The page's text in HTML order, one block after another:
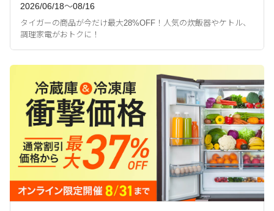
2026/06/18〜08/16
タイガーの商品が今だけ最大28%OFF！人気の炊飯器やケトル、
調理家電がおトクに！